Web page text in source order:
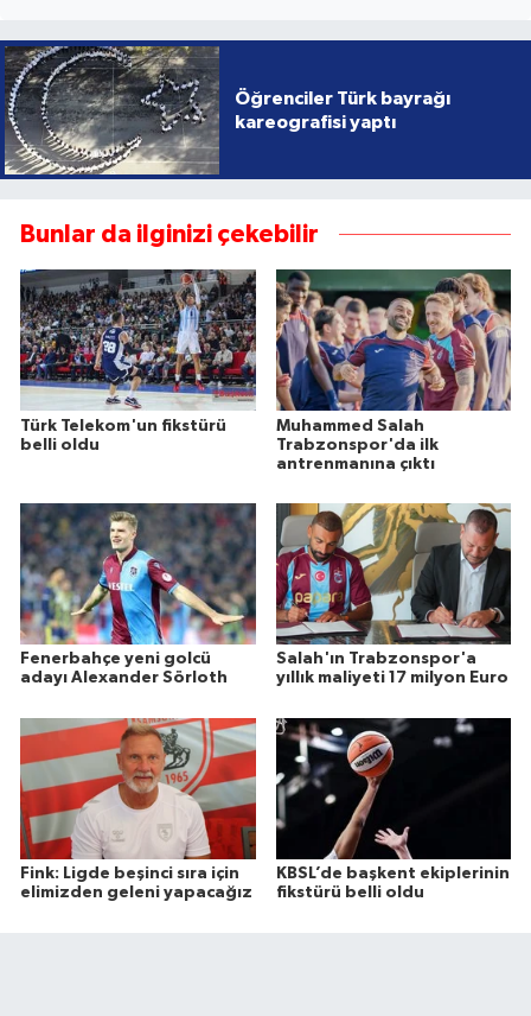
Öğrenciler Türk bayrağı
kareografisi yaptı
Bunlar da ilginizi çekebilir
Türk Telekom'un fikstürü
belli oldu
Muhammed Salah
Trabzonspor'da ilk
antrenmanına çıktı
Fenerbahçe yeni golcü
adayı Alexander Sörloth
Salah'ın Trabzonspor'a
yıllık maliyeti 17 milyon Euro
Fink: Ligde beşinci sıra için
elimizden geleni yapacağız
KBSL’de başkent ekiplerinin
fikstürü belli oldu